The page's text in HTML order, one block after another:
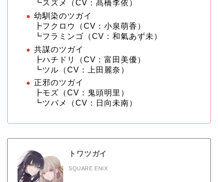
┗スズメ（CV：髙橋李依）
幼馴染のツガイ
┣フクロウ（CV：小泉萌香）
┗フラミンゴ（CV：和氣あず未）
共謀のツガイ
┣ハチドリ（CV：富田美優）
┗ツル（CV：上田麗奈）
正邪のツガイ
┣モズ（CV：鬼頭明里）
┗ツバメ（CV：日向未南）
トワツガイ
SQUARE ENIX